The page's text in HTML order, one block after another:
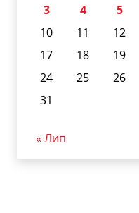
3
4 5
10
11 12
17
18 19
24
25 26
31
« Лип